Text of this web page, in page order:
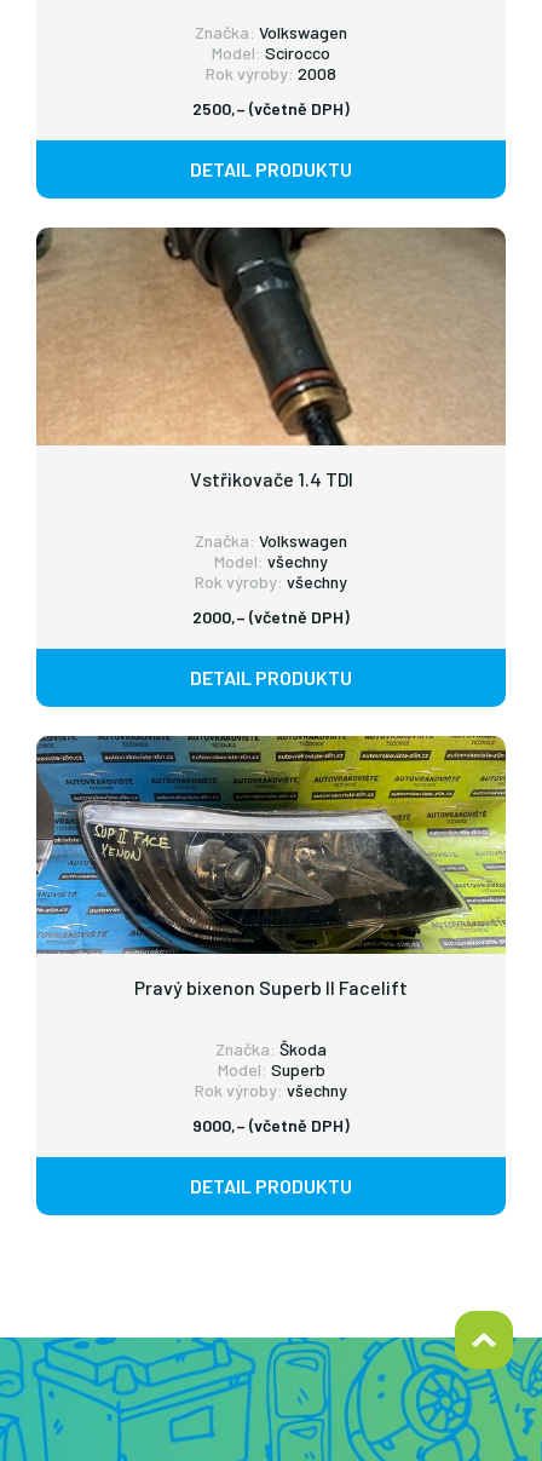
Značka: Volkswagen
Model: Scirocco
Rok výroby: 2008
2500,– (včetně DPH)
DETAIL PRODUKTU
Vstřikovače 1.4 TDI
Značka: Volkswagen
Model: všechny
Rok výroby: všechny
2000,– (včetně DPH)
DETAIL PRODUKTU
Pravý bixenon Superb II Facelift
Značka: Škoda
Model: Superb
Rok výroby: všechny
9000,– (včetně DPH)
DETAIL PRODUKTU